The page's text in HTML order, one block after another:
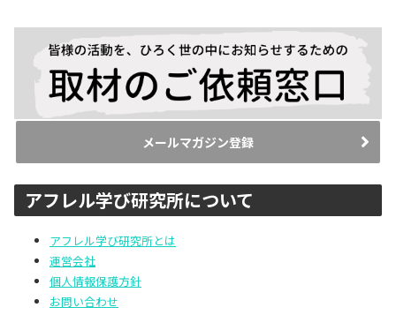
メールマガジン登録
アフレル学び研究所について
アフレル学び研究所とは
運営会社
個人情報保護方針
お問い合わせ